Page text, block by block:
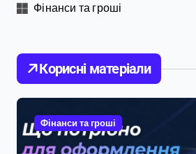
Фінанси та гроші
Корисні матеріали
Фінанси та гроші